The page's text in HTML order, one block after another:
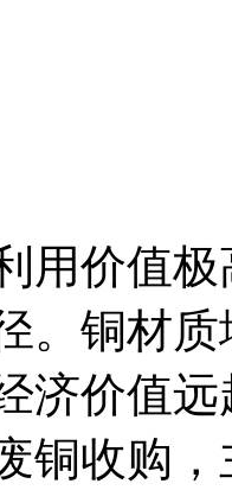
用价值
。铜材
济价值
铜收购